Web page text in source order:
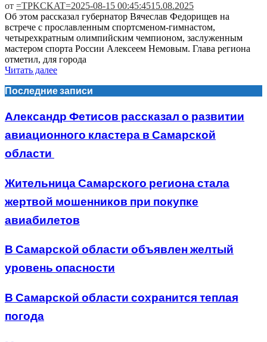
от =TPKCKAT=2025-08-15 00:45:4515.08.2025
Об этом рассказал губернатор Вячеслав Федорищев на
встрече с прославленным спортсменом-гимнастом,
четырехкратным олимпийским чемпионом, заслуженным
мастером спорта России Алексеем Немовым. Глава региона
отметил, для города
Читать далее
Последние записи
Александр Фетисов рассказал о развитии
авиационного кластера в Самарской
области
Жительница Самарского региона стала
жертвой мошенников при покупке
авиабилетов
В Самарской области объявлен желтый
уровень опасности
В Самарской области сохранится теплая
погода